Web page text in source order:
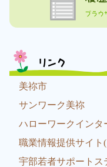
ブラウ
リンク
美祢市
サンワーク美祢
ハローワークインタ
職業情報提供サイト
宇部若者サポートス